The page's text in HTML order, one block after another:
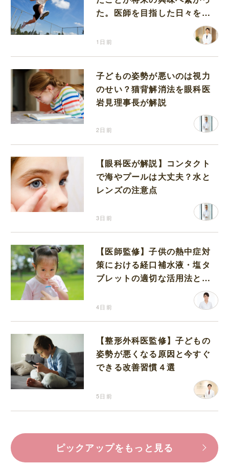
た。医師を目指した日々を振
1日前
子どもの姿勢が悪いのは視力
のせい？猫背解消法を眼科医
岩見理事長が解説
2日前
【眼科医が解説】コンタクト
で海やプールは大丈夫？水と
レンズの注意点
3日前
【医師監修】子供の熱中症対
策における経口補水液・塩タ
ブレットの適切な活用法と水
4日前
【整形外科医監修】子どもの
姿勢が悪くなる原因と今すぐ
できる改善習慣４選
5日前
ピックアップをもっと見る